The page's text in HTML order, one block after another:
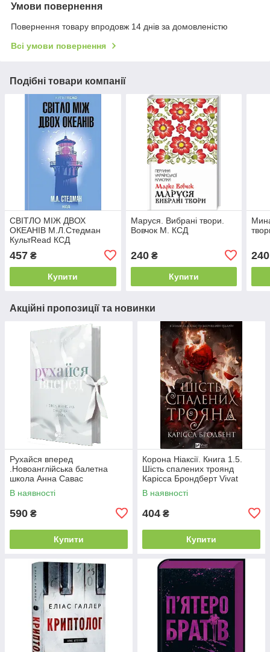
Умови повернення
Повернення товару впродовж 14 днів за домовленістю
Всі умови повернення
Подібні товари компанії
СВІТЛО МІЖ ДВОХ
ОКЕАНІВ М.Л.Стедман
КультRead КСД
457 ₴
Купити
Маруся. Вибрані твори.
Вовчок М. КСД
240₴
Купити
240
Акційні пропозиції та новинки
Рухайся вперед
.Новоанглійська балетна
школа Анна Савас
READBERRY
В наявності
590 ₴
Купити
Корона Ніаксії. Книга 1.5.
Шість спалених троянд
Карісса Брондберт Vivat
В наявності
404 ₴
Купити